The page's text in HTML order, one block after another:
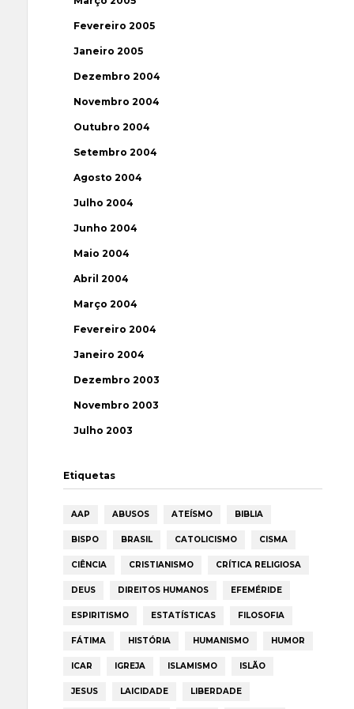
Fevereiro 2005
Janeiro 2005
Dezembro 2004
Novembro 2004
Outubro 2004
Setembro 2004
Agosto 2004
Julho 2004
Junho 2004
Maio 2004
Abril 2004
Março 2004
Fevereiro 2004
Janeiro 2004
Dezembro 2003
Novembro 2003
Julho 2003
Etiquetas
AAP ABUSOS ATEÍSMO BIBLIA
BISPO BRASIL CATOLICISMO CISMA
CIÊNCIA CRISTIANISMO CRÍTICA RELIGIOSA
DEUS DIREITOS HUMANOS EFEMÉRIDE
ESPIRITISMO ESTATÍSTICAS FILOSOFIA
FÁTIMA HISTÓRIA HUMANISMO HUMOR
ICAR IGREJA ISLAMISMO ISLÃO
JESUS LAICIDADE LIBERDADE